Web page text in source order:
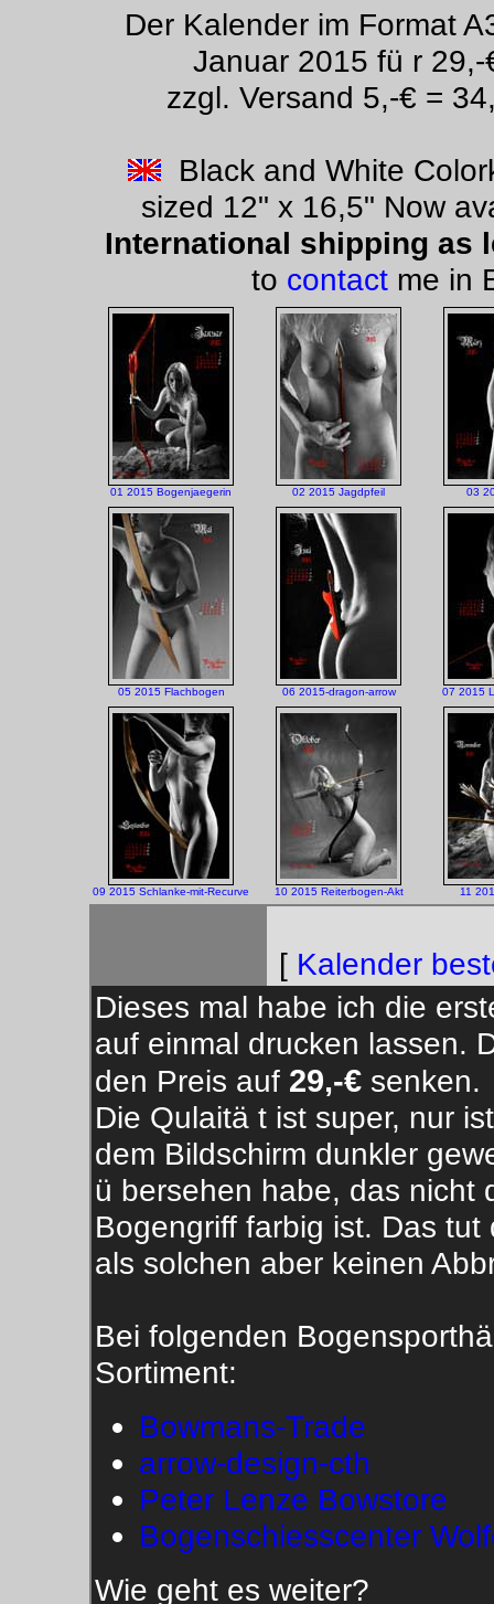
Der Kalender im Format
Januar 2015 fü r
zzgl. Versand 5,-€ =
Black and White
sized 12" x 16,5" Now
International shipping as
to contact me in
01 2015 Bogenjaegerin 02 2015 Jagdpfeil 03
05 2015 Flachbogen 06 2015-dragon-arrow 07 2015
09 2015 Schlanke-mit-Recurve 10 2015 Reiterbogen-Akt 11
[ Kalender
Dieses mal habe ich die
auf einmal drucken lassen.
den Preis auf 29,-€ senken.
Die Qulaitä t ist super, nur
dem Bildschirm dunkler
ü bersehen habe, das nicht
Bogengriff farbig ist. Das
als solchen aber keinen
Bei folgenden
Sortiment:
Bowmans-Trade
arrow-design-cth
Peter Lenze Bowstore
Bogenschiesscenter
Wie geht es weiter?